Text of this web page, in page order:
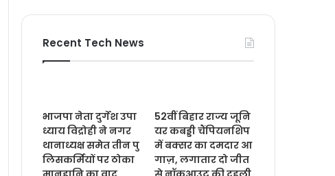
Recent Tech News
भाजपा नेता दुर्गेश उपा
ध्याय विद्रोही ने नगर
थानाध्यक्ष समेत तीन पु
लिसकर्मियों पर ठोका
52वीं बिहार राज्य जूनि
यर कबड्डी चैंपियनशिप
में बक्सर का दमदार आ
गाज़, लगातार दो जीत